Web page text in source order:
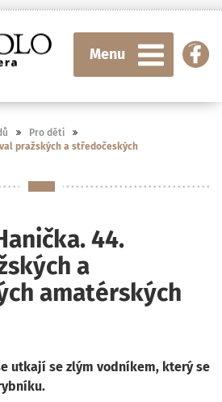
Menu
Pro děti
pražských a středočeských
44.
a
amatérských
utkají se zlým vodníkem, který se